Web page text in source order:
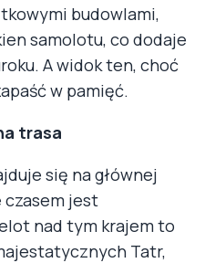
budowlami,
samolotu, co dodaje
A widok ten, choć
w pamięć.
trasa
się na głównej
czasem jest
nad tym krajem to
Tatr,